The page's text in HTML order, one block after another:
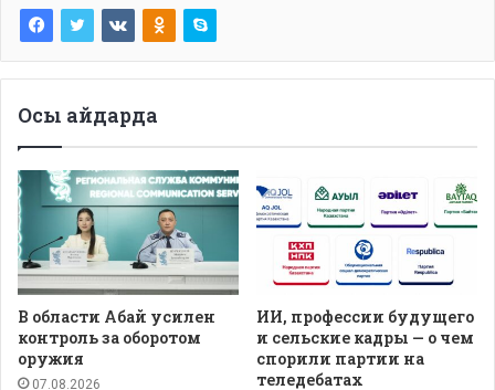
Осы айдарда
В области Абай усилен
контроль за оборотом
оружия
07.08.2026
ИИ, профессии будущего
и сельские кадры — о чем
спорили партии на
теледебатах